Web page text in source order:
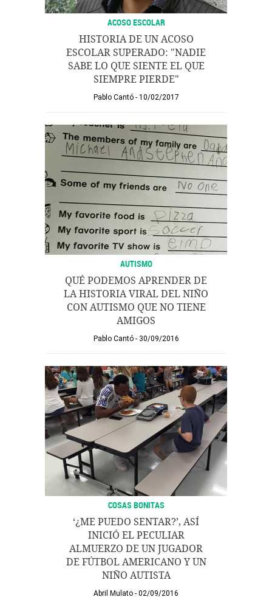
ACOSO ESCOLAR
HISTORIA DE UN ACOSO
ESCOLAR SUPERADO: "NADIE
SABE LO QUE SIENTE EL QUE
SIEMPRE PIERDE"
Pablo Cantó 10/02/2017
AUTISMO
QUÉ PODEMOS APRENDER DE
LA HISTORIA VIRAL DEL NIÑO
CON AUTISMO QUE NO TIENE
AMIGOS
Pablo Cantó 30/09/2016
COSAS BONITAS
‘¿ME PUEDO SENTAR?’, ASÍ
INICIÓ EL PECULIAR
ALMUERZO DE UN JUGADOR
DE FÚTBOL AMERICANO Y UN
NIÑO AUTISTA
Abril Mulato 02/09/2016